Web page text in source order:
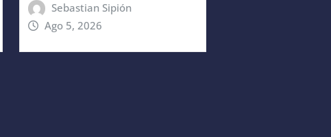
Sebastian Sipión
Ago 5, 2026